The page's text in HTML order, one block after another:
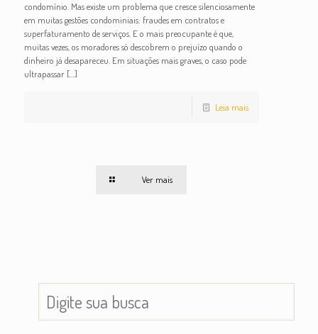
condomínio. Mas existe um problema que cresce silenciosamente
em muitas gestões condominiais: fraudes em contratos e
superfaturamento de serviços. E o mais preocupante é que,
muitas vezes, os moradores só descobrem o prejuízo quando o
dinheiro já desapareceu. Em situações mais graves, o caso pode
ultrapassar[…]
Leia mais
Ver mais